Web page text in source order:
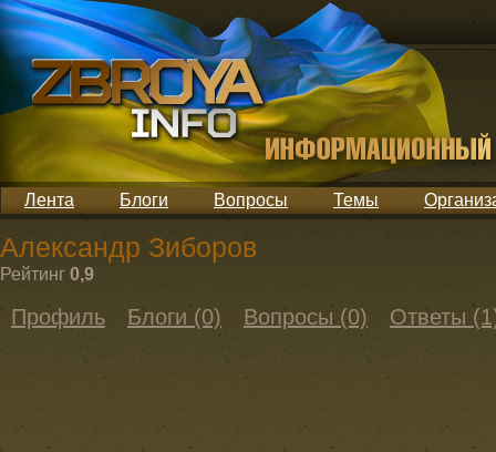
Лента Блоги Вопросы Темы
Александр Зиборов
Рейтинг 0,9
Профиль Блоги (0) Вопросы (0) Ответы